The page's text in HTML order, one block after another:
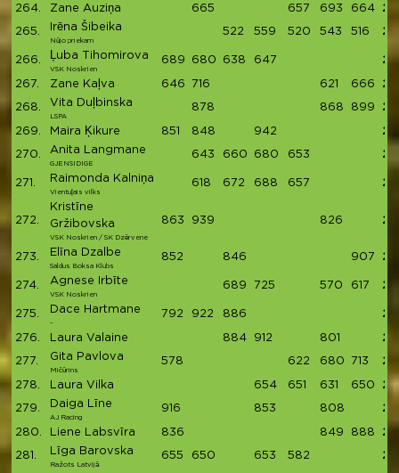
264.
Zane Auziņa 665 657 693 664
265. Irēna Šibeika
Nūjo priekam
522 559 520 543 516
266. Ļuba Tihomirova
VSK Noskrien
689 680 638 647
267. Zane Kaļva 646 716 621 666
268. Vita Duļbinska
LSPA
878 868 899
269. Maira Ķikure 851 848 942
270. Anita Langmane
GJENSIDIGE
643 660 680 653
271. Raimonda Kalniņa
Vientuļais vilks
618 672 688 657
272.
Kristīne
Gržibovska
VSK Noskrien / SK Dzērvene
863 939 826
273. Elīna Dzalbe
Saldus Boksa Klubs
852 846 907
274. Agnese Irbīte
VSK Noskrien
689 725 570 617
275. Dace Hartmane
-
792 922 886
276. Laura Valaine 884 912 801
277. Gita Pavlova
Mičūrins
578 622 680 713
278. Laura Vilka 654 651 631 650
279. Daiga Līne
AJ Racing
916 853 808
280. Liene Labsvīra 836 849 888
281. Līga Barovska
Ražots Latvijā
655 650 653 582